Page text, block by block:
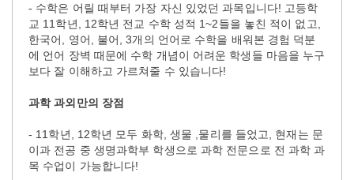
- 수학은 어릴 때부터 가장 자신 있었던 과목입니다! 고등학
교 11학년, 12학년 전교 수학 성적 1~2들을 놓친 적이 없고,
한국어, 영어, 불어, 3개의 언어로 수학을 배워본 경험 덕분
에 언어 장벽 때문에 수학 개념이 어려운 학생들 마음을 누구
보다 잘 이해하고 가르쳐줄 수 있습니다!
과학 과외만의 장점
- 11학년, 12학년 모두 화학, 생물 ,물리를 들었고, 현재는 문
이과 전공 중 생명과학부 학생으로 과학 전문으로 전 과학 과
목 수업이 가능합니다!